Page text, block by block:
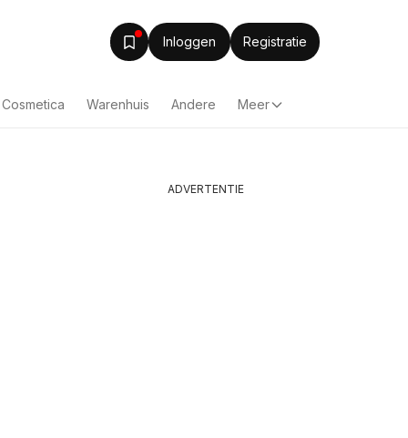
Inloggen Registratie
Warenhuis Andere Meer
ADVERTENTIE